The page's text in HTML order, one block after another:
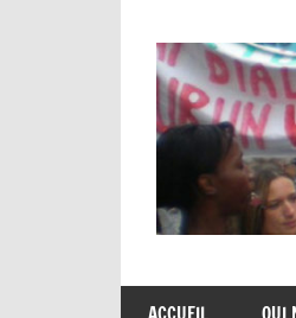
content
CGT
de
syndicats